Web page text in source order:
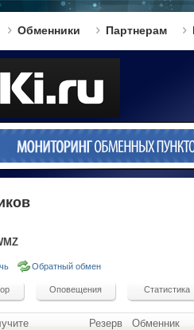
Обменники Партнерам
Обратный обмен
Резерв Обменник